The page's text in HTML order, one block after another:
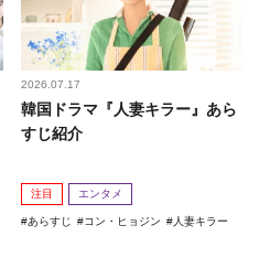
2026.07.17
韓国ドラマ『人妻キラー』あら
すじ紹介
注目 エンタメ
あらすじ コン・ヒョジン 人妻キラー